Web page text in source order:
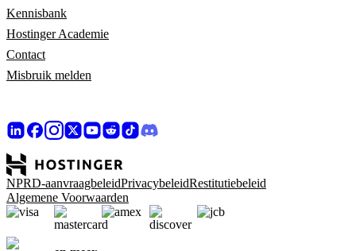
Kennisbank
Hostinger Academie
Contact
Misbruik melden
NPRD-aanvraagbeleidPrivacybeleidRestitutiebeleid
Algemene Voorwaarden